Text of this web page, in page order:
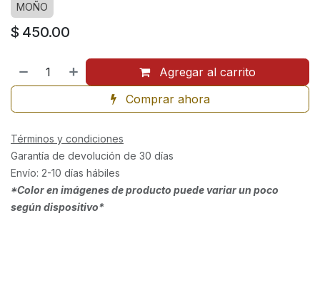
MOÑO
$ 450.00
Agregar al carrito
Comprar ahora
Términos y condiciones
Garantía de devolución de 30 días
Envío: 2-10 días hábiles
*Color en imágenes de producto puede variar un poco
según dispositivo*